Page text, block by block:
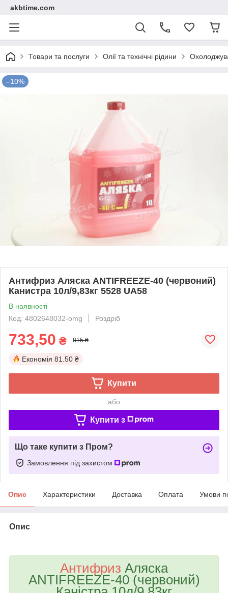
akbtime.com
Товари та послуги Олії та технічні рідини
–10%
Антифриз Аляска ANTIFREEZE-40 (червоний)
Канистра 10л/9,83кг 5528 UA58
В наявності
Код: 4802648032-omg
Роздріб
733,50 ₴ 815 ₴
Економія 81.50 ₴
Купити
або
Купити з
Що таке купити з Пром?
Замовлення під захистом
Опис Характеристики Доставка Оплата Умови
Опис
Антифриз Аляска
ANTIFREEZE-40 (червоний)